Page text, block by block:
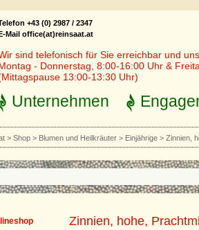
+43 (0) 2987 / 2347
Mail office(at)reinsaat.at
sind telefonisch für Sie erreichbar und
- Donnerstag, 8:00-16:00 Uhr &
13:00-13:30 Uhr)
Unternehmen
> Shop > Blumen und Heilkräuter > Einjährige > Zinnien,
Zinnien, hohe,